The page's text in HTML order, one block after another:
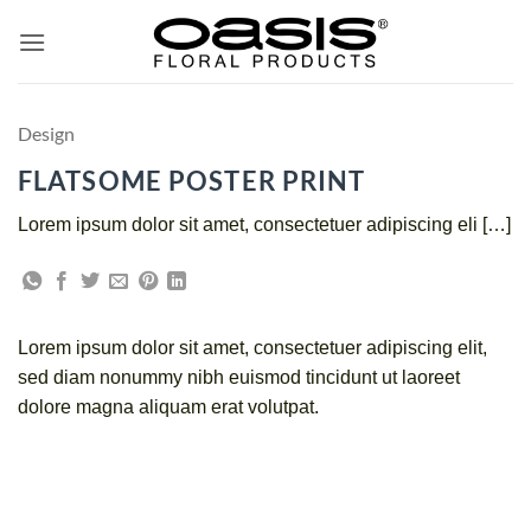
ไป
Design
FLATSOME POSTER PRINT
Lorem ipsum dolor sit amet, consectetuer adipiscing eli […]
Lorem ipsum dolor sit amet, consectetuer adipiscing elit,
sed diam nonummy nibh euismod tincidunt ut laoreet
dolore magna aliquam erat volutpat.